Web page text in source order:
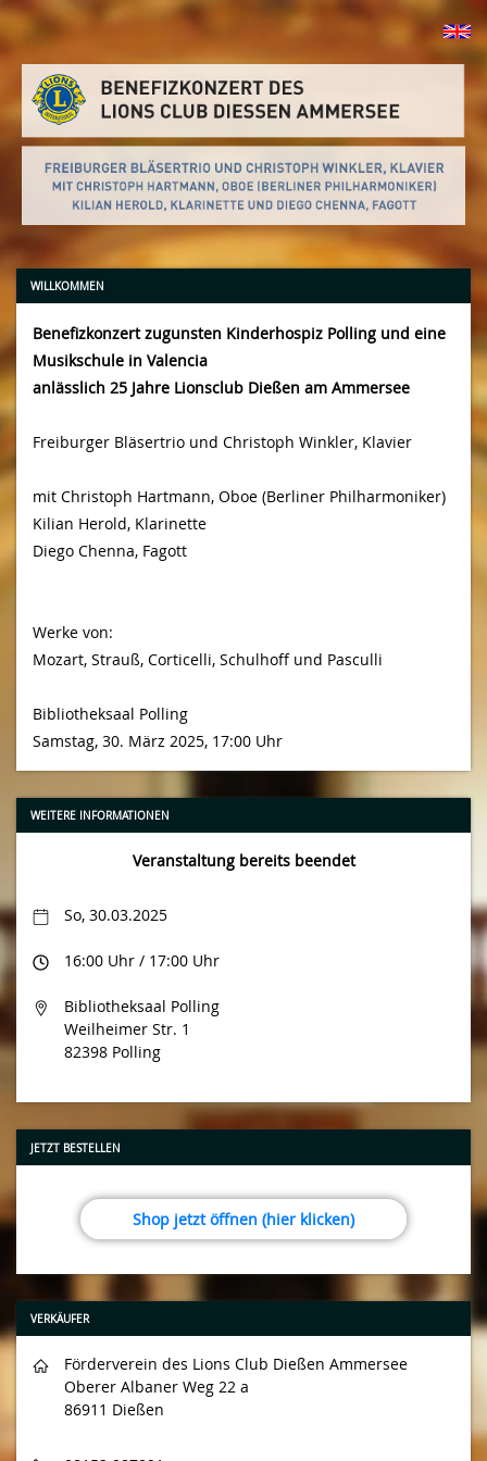
WILLKOMMEN
Benefizkonzert zugunsten Kinderhospiz Polling und eine
Musikschule in Valencia
anlässlich 25 Jahre Lionsclub Dießen am Ammersee
Freiburger Bläsertrio und Christoph Winkler, Klavier
mit Christoph Hartmann, Oboe (Berliner Philharmoniker)
Kilian Herold, Klarinette
Diego Chenna, Fagott
Werke von:
Mozart, Strauß, Corticelli, Schulhoff und Pasculli
Bibliotheksaal Polling
Samstag, 30. März 2025, 17:00 Uhr
WEITERE INFORMATIONEN
Veranstaltung bereits beendet
So, 30.03.2025
16:00 Uhr / 17:00 Uhr
Bibliotheksaal Polling
Weilheimer Str. 1
82398 Polling
JETZT BESTELLEN
Shop jetzt öffnen (hier klicken)
VERKÄUFER
Förderverein des Lions Club Dießen Ammersee
Oberer Albaner Weg 22 a
86911 Dießen